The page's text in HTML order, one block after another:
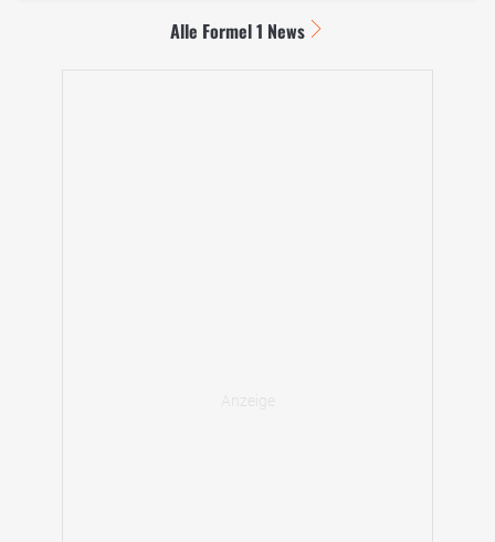
Alle Formel 1 News